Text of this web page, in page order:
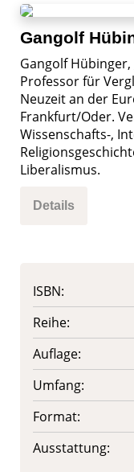
Gangolf
Gangolf
Professor für
Neuzeit an der
Frankfurt/Oder.
Wissenschafts-,
Liberalismus.
Details
ISBN:
Reihe:
Auflage:
Umfang:
Format:
Ausstattung: